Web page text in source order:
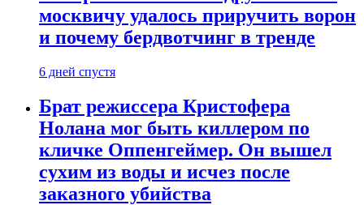
москвичу удалось приручить ворон
и почему бердвотчинг в тренде
6 дней спустя
Брат режиссера Кристофера
Нолана мог быть киллером по
кличке Оппенгеймер. Он вышел
сухим из воды и исчез после
заказного убийства